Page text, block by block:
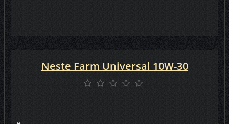
Neste Farm Universal 10W-30